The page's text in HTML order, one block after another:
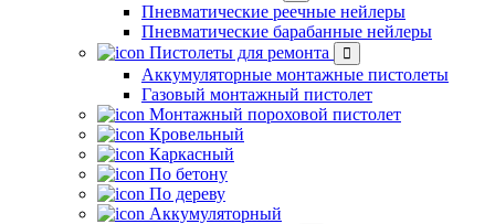
Пневматические реечные нейлеры
Пневматические барабанные нейлеры
Пистолеты для ремонта
Аккумуляторные монтажные пистолеты
Газовый монтажный пистолет
Монтажный пороховой пистолет
Кровельный
Каркасный
По бетону
По дереву
Аккумуляторный